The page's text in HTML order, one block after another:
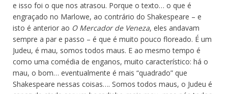
e isso foi o que nos atrasou. Porque o texto… o que é
engraçado no Marlowe, ao contrário do Shakespeare – e
isto é anterior ao O Mercador de Veneza, eles andavam
sempre a par e passo – é que é muito pouco floreado. É um
Judeu, é mau, somos todos maus. E ao mesmo tempo é
como uma comédia de enganos, muito característico: há o
mau, o bom… eventualmente é mais “quadrado” que
Shakespeare nessas coisas…. Somos todos maus, o Judeu é